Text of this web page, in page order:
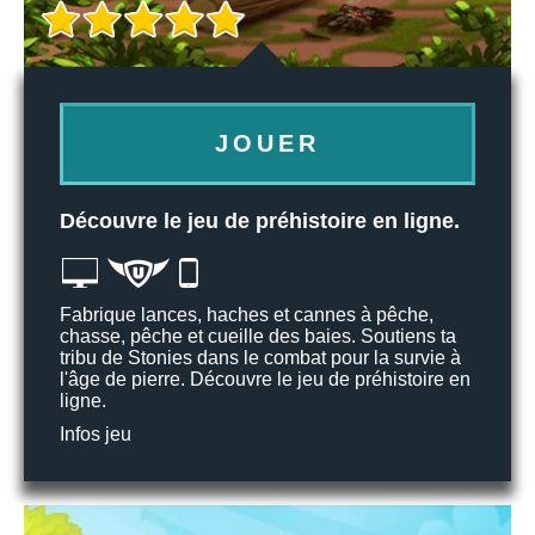
JOUER
Découvre le jeu de préhistoire en ligne.
Fabrique lances, haches et cannes à pêche,
chasse, pêche et cueille des baies. Soutiens ta
tribu de Stonies dans le combat pour la survie à
l'âge de pierre. Découvre le jeu de préhistoire en
ligne.
Infos jeu